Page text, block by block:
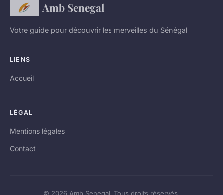
Amb Senegal
Votre guide pour découvrir les merveilles du Sénégal
LIENS
Accueil
LÉGAL
Mentions légales
Contact
© 2026 Amb Senegal. Tous droits réservés.